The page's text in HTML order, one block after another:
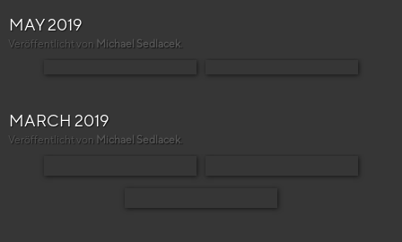
MAY 2019
Veröffentlicht von Michael Sedlacek
MARCH 2019
Veröffentlicht von Michael Sedlacek